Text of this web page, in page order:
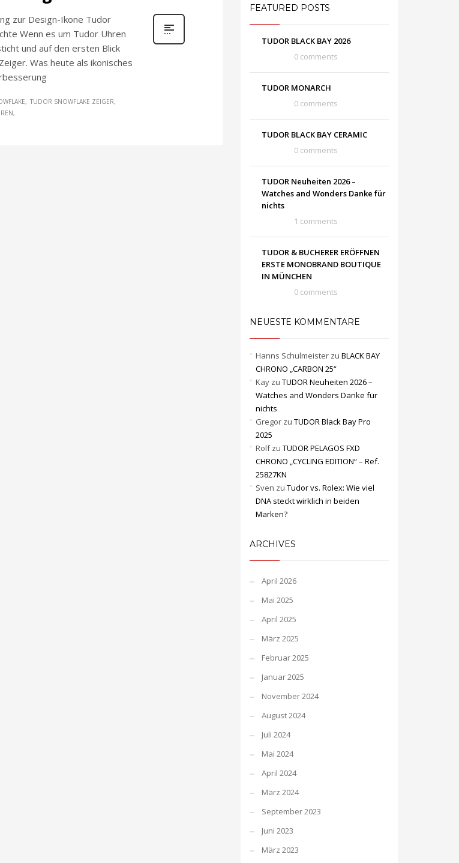
zur Design-Ikone Tudor
Wenn es um Tudor Uhren
und auf den ersten Blick
Was heute als ikonisches
TUDOR SNOWFLAKE ZEIGER
FEATURED POSTS
TUDOR BLACK BAY 2026
0 comments
TUDOR MONARCH
0 comments
TUDOR BLACK BAY CERAMIC
0 comments
TUDOR Neuheiten 2026 –
Watches and Wonders Danke für
nichts
1 comments
TUDOR & BUCHERER ERÖFFNEN
ERSTE MONOBRAND BOUTIQUE
IN MÜNCHEN
0 comments
NEUESTE KOMMENTARE
Hanns Schulmeisterzu BLACK BAY
CHRONO „CARBON 25“
Kayzu TUDOR Neuheiten 2026 –
Watches and Wonders Danke für
nichts
Gregorzu TUDOR Black Bay Pro
2025
Rolfzu TUDOR PELAGOS FXD
CHRONO „CYCLING EDITION“ – Ref.
25827KN
Sven zu Tudor vs. Rolex: Wie viel
DNA steckt wirklich in beiden
Marken?
ARCHIVES
April 2026
Mai 2025
April 2025
März 2025
Februar 2025
Januar 2025
November 2024
August 2024
Juli 2024
Mai 2024
April 2024
März 2024
September 2023
Juni 2023
März 2023